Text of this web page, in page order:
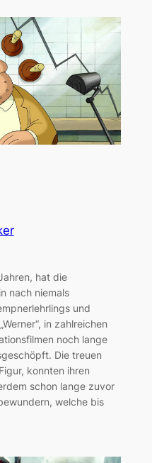
hat die
nach niemals
und
in zahlreichen
noch lange
Die treuen
konnten ihren
schon lange zuvor
welche bis